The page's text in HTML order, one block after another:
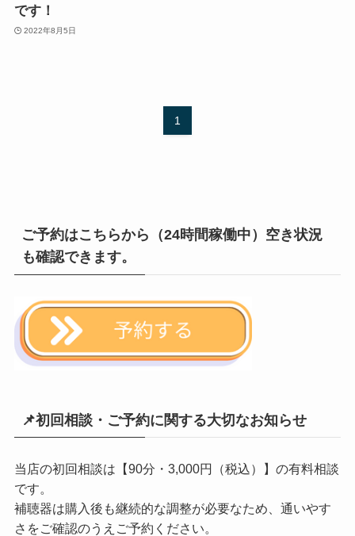
です！
2022年8月5日
1
ご予約はこちらから（24時間稼働中）空き状況
も確認できます。
📌初回相談・ご予約に関する大切なお知らせ
当店の初回相談は【90分・3,000円（税込）】の有料相談
です。
補聴器は購入後も継続的な調整が必要なため、通いやす
さをご確認のうえご予約ください。